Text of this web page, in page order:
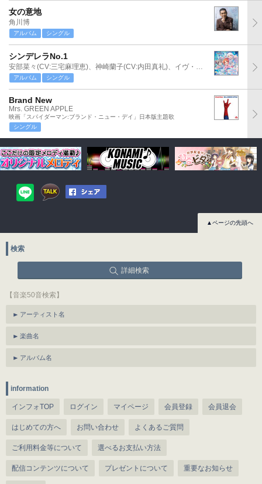
女の意地
角川博
アルバム シングル
シンデレラNo.1
安部菜々(CV:三宅麻理恵)、神崎蘭子(CV:内田真礼)、イヴ・サンタクロース(CV:松永あかね)
アルバム シングル
Brand New
Mrs. GREEN APPLE
映画「スパイダーマン:ブランド・ニュー・デイ」日本版主題歌
シングル
▲ページの先頭へ
検索
詳細検索
【音楽50音検索】
アーティスト名
楽曲名
アルバム名
information
インフォTOP ログイン マイページ 会員登録 会員退会
はじめての方へ お問い合わせ よくあるご質問
ご利用料金等について 選べるお支払い方法
配信コンテンツについて プレゼントについて 重要なお知らせ